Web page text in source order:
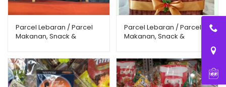
Parcel Lebaran / Parcel
Makanan, Snack &
Parcel Lebaran / Parcel
Makanan, Snack &